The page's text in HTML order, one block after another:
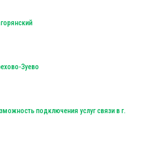
Зуево
подключения услуг связи в г.